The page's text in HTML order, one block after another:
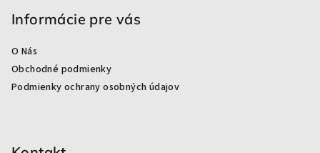
Informácie pre vás
O Nás
Obchodné podmienky
Podmienky ochrany osobných údajov